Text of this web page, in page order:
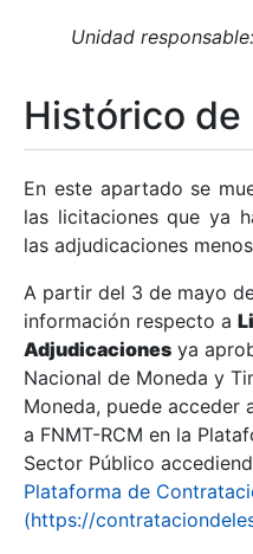
Mostrar/Ocultar
Mostrar/Ocultar
Mostrar/Ocultar
Unidad
Histórico
En este apartado se
las licitaciones que ya
las adjudicaciones
A partir del 3 de mayo
información respecto a
Adjudicaciones ya
Nacional de Moneda y
Moneda, puede
a FNMT-RCM en la
Sector Público
Plataforma de
(https://